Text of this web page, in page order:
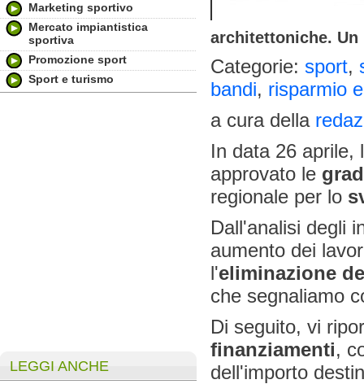
Marketing sportivo
Mercato impiantistica
sportiva
Promozione sport
Sport e turismo
LEGGI ANCHE
architettoniche. Un
Categorie: sport,
bandi, risparmio
a cura della
In data 26 aprile,
approvato le
regionale per lo
Dall'analisi degli
aumento dei
l'eliminazione
che segnaliamo
Di seguito, vi
finanziamenti,
dell'importo